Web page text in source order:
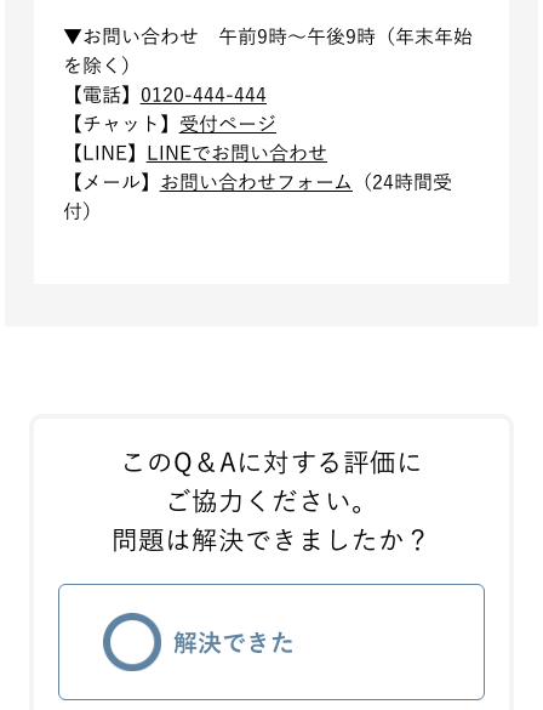
▼お問い合わせ 午前9時～午後9時（年末年始
を除く）
【電話】 0120-444-444
【チ ャット】 受付ページ
【LI
NE】
INEでお問い合わせ
【メ ール】 お問い合わせフォーム
（24時間受
付）
このQ＆Aに対する評価に
ご協力ください。
問題は解決できましたか？
解決できた